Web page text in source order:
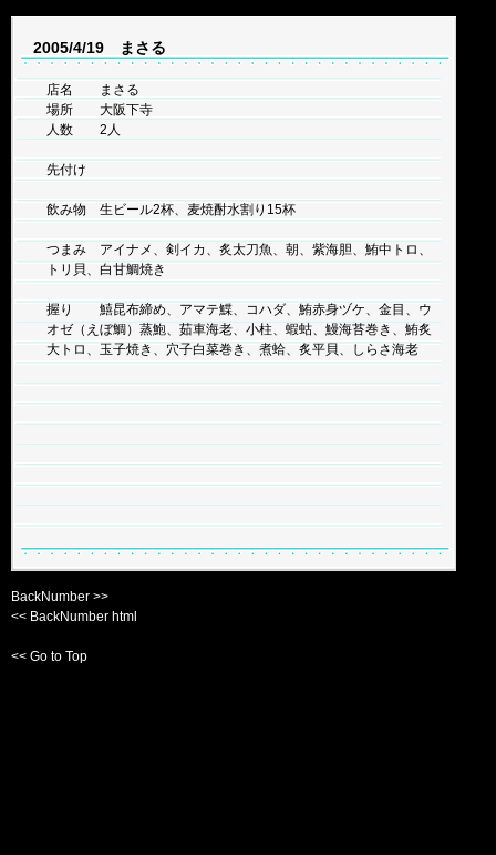
2005/4/19 まさる
店名 まさる
場所 大阪下寺
人数 2人
先付け
飲み物 生ビール2杯、麦焼酎水割り15杯
つまみ アイナメ、剣イカ、炙太刀魚、朝、紫海胆、鮪中トロ、
トリ貝、白甘鯛焼き
握り 鱚昆布締め、アマテ鰈、コハダ、鮪赤身ヅケ、金目、ウ
オゼ（えぼ鯛）蒸鮑、茹車海老、小柱、蝦蛄、鰻海苔巻き、鮪炙
大トロ、玉子焼き、穴子白菜巻き、煮蛤、炙平貝、しらさ海老
BackNumber >>
<< BackNumber html
<< Go to Top